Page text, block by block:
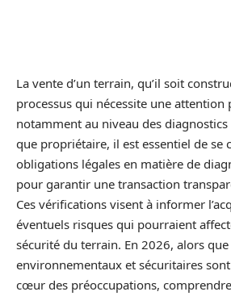
La vente d’un terrain, qu’il soit
processus qui nécessite une attention
notamment au niveau des diagnostics
que propriétaire, il est essentiel de se
obligations légales en matière de
pour garantir une transaction
Ces vérifications visent à informer
éventuels risques qui pourraient
sécurité du terrain. En 2026, alors
environnementaux et sécuritaires
cœur des préoccupations,